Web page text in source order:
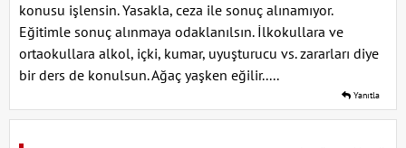
konusu işlensin. Yasakla, ceza ile sonuç alınamıyor.
Eğitimle sonuç alınmaya odaklanılsın. İlkokullara ve
ortaokullara alkol, içki, kumar, uyuşturucu vs. zararları diye
bir ders de konulsun. Ağaç yaşken eğilir.....
Yanıtla